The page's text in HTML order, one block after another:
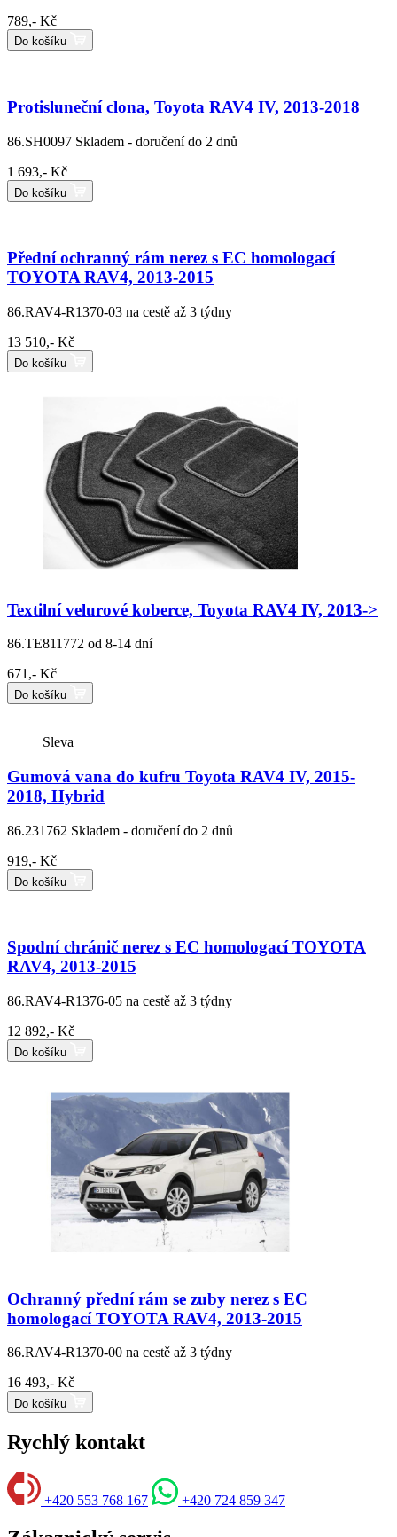
789,- Kč
Do košíku
Protisluneční clona, Toyota RAV4 IV, 2013-2018
86.SH0097 Skladem - doručení do 2 dnů
1 693,- Kč
Do košíku
Přední ochranný rám nerez s EC homologací
TOYOTA RAV4, 2013-2015
86.RAV4-R1370-03 na cestě až 3 týdny
13 510,- Kč
Do košíku
Textilní velurové koberce, Toyota RAV4 IV, 2013->
86.TE811772 od 8-14 dní
671,- Kč
Do košíku
Sleva
Gumová vana do kufru Toyota RAV4 IV, 2015-
2018, Hybrid
86.231762 Skladem - doručení do 2 dnů
919,- Kč
Do košíku
Spodní chránič nerez s EC homologací TOYOTA
RAV4, 2013-2015
86.RAV4-R1376-05 na cestě až 3 týdny
12 892,- Kč
Do košíku
Ochranný přední rám se zuby nerez s EC
homologací TOYOTA RAV4, 2013-2015
86.RAV4-R1370-00 na cestě až 3 týdny
16 493,- Kč
Do košíku
Rychlý kontakt
+420 553 768 167 +420 724 859 347